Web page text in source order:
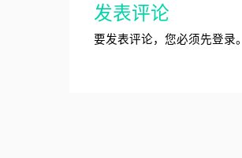
发表评论
要发表评论，您必须先登录。